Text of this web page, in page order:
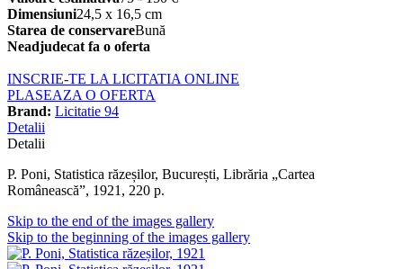
Dimensiuni24,5 x 16,5 cm
Starea de conservareBună
Neadjudecat fa o oferta
INSCRIE-TE LA LICITATIA ONLINE
PLASEAZA O OFERTA
Brand: Licitatie 94
Detalii
Detalii
P. Poni, Statistica răzeșilor, București, Librăria „Cartea
Românească”, 1921, 220 p.
Skip to the end of the images gallery
Skip to the beginning of the images gallery